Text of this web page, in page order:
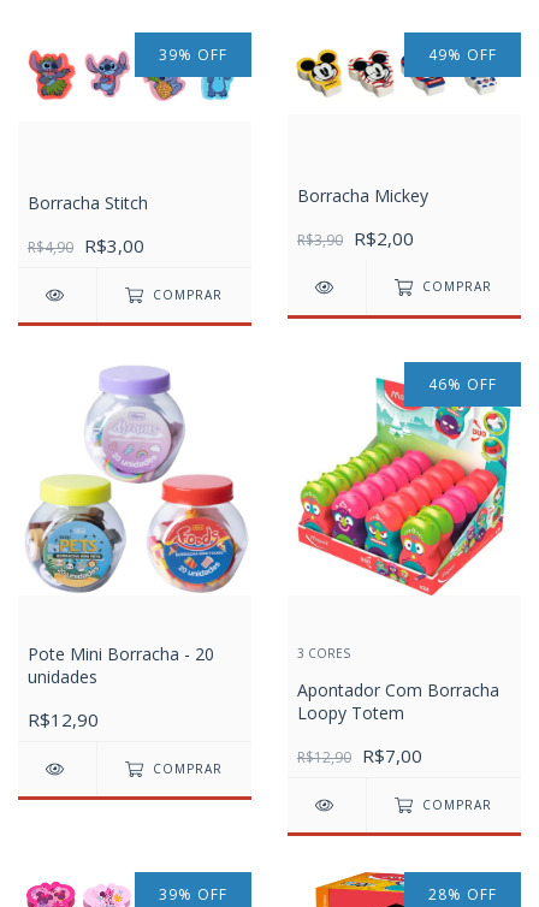
39% OFF
Borracha Stitch
R$4,90 R$3,00
COMPRAR
49% OFF
Borracha Mickey
R$3,90 R$2,00
COMPRAR
Pote Mini Borracha - 20
unidades
R$12,90
COMPRAR
46% OFF
3 CORES
Apontador Com Borracha
Loopy Totem
R$12,90 R$7,00
COMPRAR
39% OFF 28% OFF